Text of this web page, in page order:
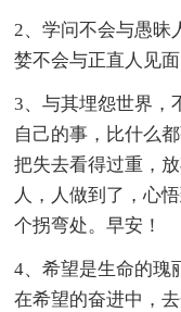
2、学问不会与愚昧
婪不会与正直人见
3、与其埋怨世界，
自己的事，比什么
把失去看得过重，
人，人做到了，心
个拐弯处。早安！
4、希望是生命的瑰
在希望的奋进中，